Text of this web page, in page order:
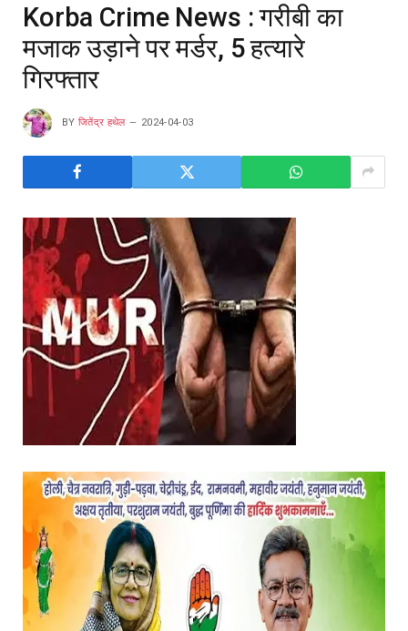
Korba Crime News : गरीबी का
मजाक उड़ाने पर मर्डर, 5 हत्यारे
गिरफ्तार
BY जितेंद्र हथेल 2024-04-03